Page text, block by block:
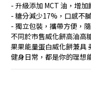
- 升級添加 MCT 油，增加
- 糖分減少17%，口感不
- 獨立包裝，攜帶方便，
不同於市售威化餅高油高
果果能量蛋白威化餅兼具
健身日常，都是你的理想